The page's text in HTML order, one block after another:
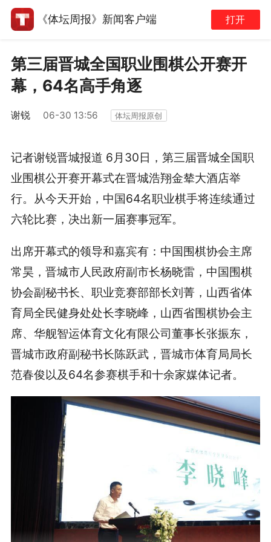
《体坛周报》新闻客户端 打开
第三届晋城全国职业围棋公开赛开
幕，64名高手角逐
谢锐 06-30 13:56 体坛周报原创
记者谢锐晋城报道 6月30日，第三届晋城全国职
业围棋公开赛开幕式在晋城浩翔金辇大酒店举
行。从今天开始，中国64名职业棋手将连续通过
六轮比赛，决出新一届赛事冠军。
出席开幕式的领导和嘉宾有：中国围棋协会主席
常昊，晋城市人民政府副市长杨晓雷，中国围棋
协会副秘书长、职业竞赛部部长刘菁，山西省体
育局全民健身处处长李晓峰，山西省围棋协会主
席、华舰智运体育文化有限公司董事长张振东，
晋城市政府副秘书长陈跃武，晋城市体育局局长
范春俊以及64名参赛棋手和十余家媒体记者。